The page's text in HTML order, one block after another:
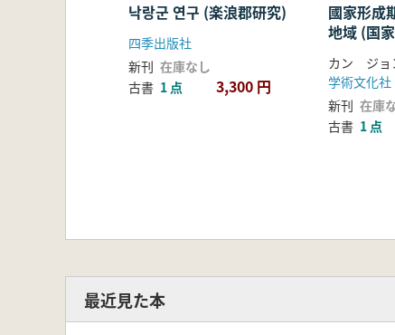
낙랑군 연구 (楽浪郡研究)
四季出版社
新刊 在庫なし
古書 1 点 3,300 円
國家形成
地域 (国
カン ジ
学術文化社
新刊 在庫
古書 1 点
最近見た本